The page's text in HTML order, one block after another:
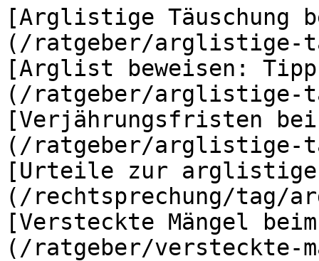
[Arglistige Täuschung
(/ratgeber/arglistige-
[Arglist beweisen:
(/ratgeber/arglistige-
[Verjährungsfristen
(/ratgeber/arglistige-
[Urteile zur arglistigen
(/rechtsprechung/tag/
[Versteckte Mängel
(/ratgeber/versteckte-